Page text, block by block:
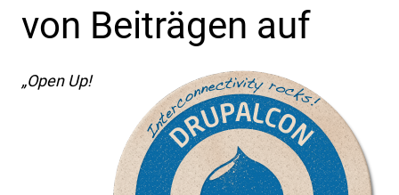
von Beiträgen auf
„Open Up!